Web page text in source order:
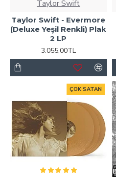
Taylor Swift
Taylor Swift - Evermore
(Deluxe Yeşil Renkli) Plak
2 LP
3.055,00TL
ÇOK SATAN